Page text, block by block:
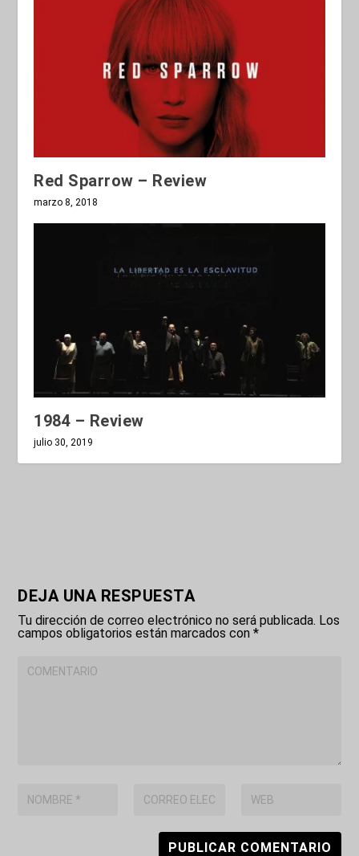
Red Sparrow – Review
marzo 8, 2018
1984 – Review
julio 30, 2019
DEJA UNA RESPUESTA
Tu dirección de correo electrónico no será publicada. Los
campos obligatorios están marcados con*